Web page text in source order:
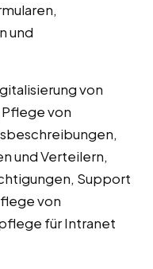
und
von
von
und Verteilern,
Support
von
für Intranet